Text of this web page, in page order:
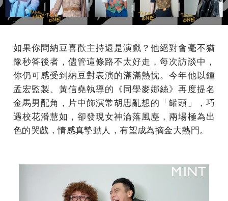
如果你問納豆喜歡主持還是演戲？他絕對會毫不猶
豫秒答後者，儘管這條路不太好走，每次訪談中，
你仍可感受到納豆對表演的滿滿熱忱。今年他以鍾
孟宏監製、黃信堯執導的《同學麥娜絲》再度提名
金馬男配角，片中飾演常胡思亂想的「罐頭」，巧
遇校花潘慧如，卻發現女神淪落風塵，兩場極為出
色的哭戲，情感真摯動人，有望成為摘金大熱門。